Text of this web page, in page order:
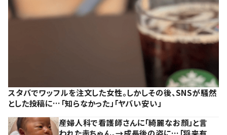
スタバでワッフルを注文した女性。しかしその後、SNSが騒然
とした投稿に…「知らなかった」「ヤバい安い」
産婦人科で看護師さんに「綺麗なお顔」と言